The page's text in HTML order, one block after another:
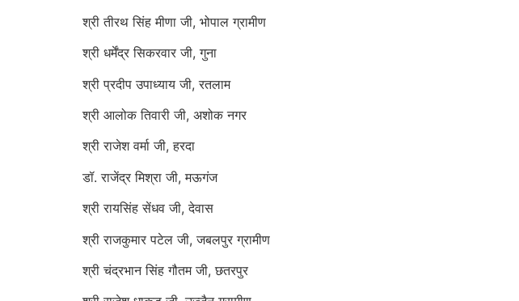
श्री तीरथ सिंह मीणा जी, भोपाल ग्रामीण
श्री धर्मेंद्र सिकरवार जी, गुना
श्री प्रदीप उपाध्याय जी, रतलाम
श्री आलोक तिवारी जी, अशोक नगर
श्री राजेश वर्मा जी, हरदा
डॉ. राजेंद्र मिश्रा जी, मऊगंज
श्री रायसिंह सेंधव जी, देवास
श्री राजकुमार पटेल जी, जबलपुर ग्रामीण
श्री चंद्रभान सिंह गौतम जी, छतरपुर